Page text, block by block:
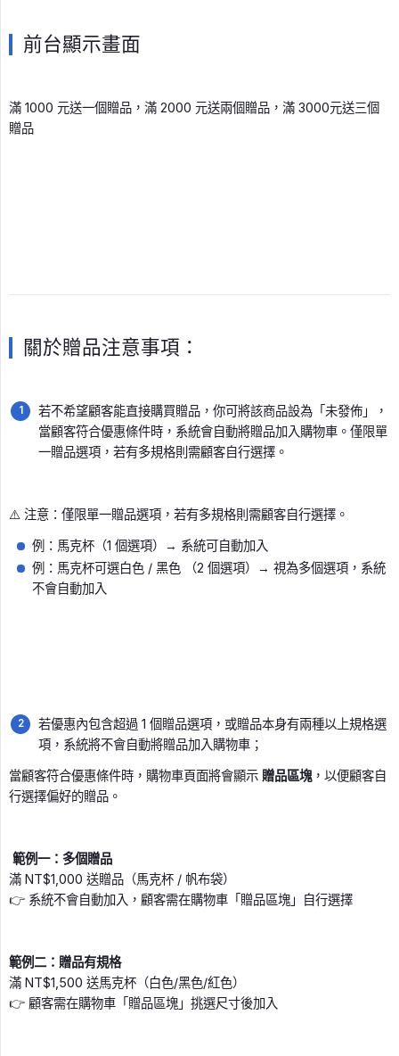
前台顯示畫面
滿 1000 元送一個贈品，滿 2000 元送兩個贈品，滿 3000元送三個
贈品
關於贈品注意事項：
若不希望顧客能直接購買贈品，你可將該商品設為「未發佈」，
當顧客符合優惠條件時，系統會自動將贈品加入購物車。僅限單
一贈品選項，若有多規格則需顧客自行選擇。
⚠️ 注意：僅限單一贈品選項，若有多規格則需顧客自行選擇。
例：馬克杯（1 個選項）→ 系統可自動加入
例：馬克杯可選白色 / 黑色 （2 個選項）→ 視為多個選項，系統
不會自動加入
若優惠內包含超過 1 個贈品選項，或贈品本身有兩種以上規格選
項，系統將不會自動將贈品加入購物車；
當顧客符合優惠條件時，購物車頁面將會顯示 贈品區塊，以便顧客自
行選擇偏好的贈品。
範例一：多個贈品
滿 NT$1,000 送贈品（馬克杯 / 帆布袋）
👉 系統不會自動加入，顧客需在購物車「贈品區塊」自行選擇
範例二：贈品有規格
滿 NT$1,500 送馬克杯（白色/黑色/紅色）
👉 顧客需在購物車「贈品區塊」挑選尺寸後加入